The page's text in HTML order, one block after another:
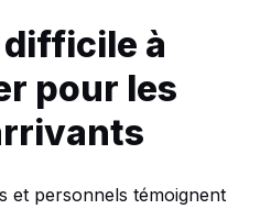
à
pour les
et personnels témoignent